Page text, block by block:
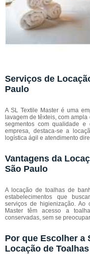
Serviços de
Paulo
A SL Textile Master é uma
lavagem de têxteis, com
segmentos com qualidade e
empresa, destaca-se a
logística ágil e atendimento
Vantagens da
São Paulo
A locação de toalhas de
estabelecimentos que
serviços de higienização. Ao
Master têm acesso a
conservadas, sem se
Por que Escolher a
Locação de